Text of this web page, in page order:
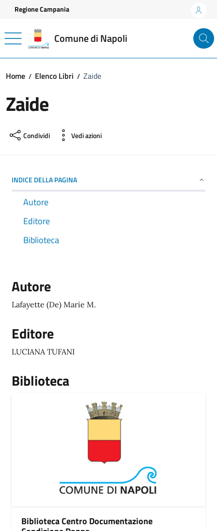
Vai ai contenuti
Vai al footer
Regione Campania
Comune di Napoli
Home Elenco Libri Zaide
Zaide
Condividi Vedi azioni
INDICE DELLA PAGINA
Autore
Editore
Biblioteca
Autore
Lafayette (De) Marie M.
Editore
LUCIANA TUFANI
Biblioteca
Biblioteca Centro Documentazione